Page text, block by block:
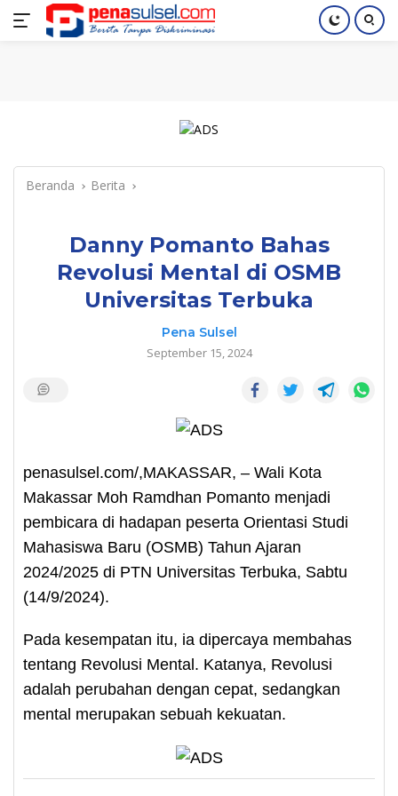
Langsung
Home Nasional Pendidikan Index
Beranda Berita
Danny Pomanto Bahas
Revolusi Mental di OSMB
Universitas Terbuka
Pena Sulsel
September 15, 2024
penasulsel.com/,MAKASSAR, – Wali Kota
Makassar Moh Ramdhan Pomanto menjadi
pembicara di hadapan peserta Orientasi Studi
Mahasiswa Baru (OSMB) Tahun Ajaran
2024/2025 di PTN Universitas Terbuka, Sabtu
(14/9/2024).
Pada kesempatan itu, ia dipercaya membahas
tentang Revolusi Mental. Katanya, Revolusi
adalah perubahan dengan cepat, sedangkan
mental merupakan sebuah kekuatan.